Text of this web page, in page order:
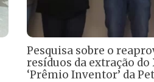
Pesquisa sobre o
resíduos da extração do
‘Prêmio Inventor’ da